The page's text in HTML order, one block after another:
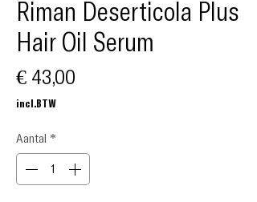
Riman Deserticola Plus
Hair Oil Serum
€ 43,00
incl.BTW
Aantal *